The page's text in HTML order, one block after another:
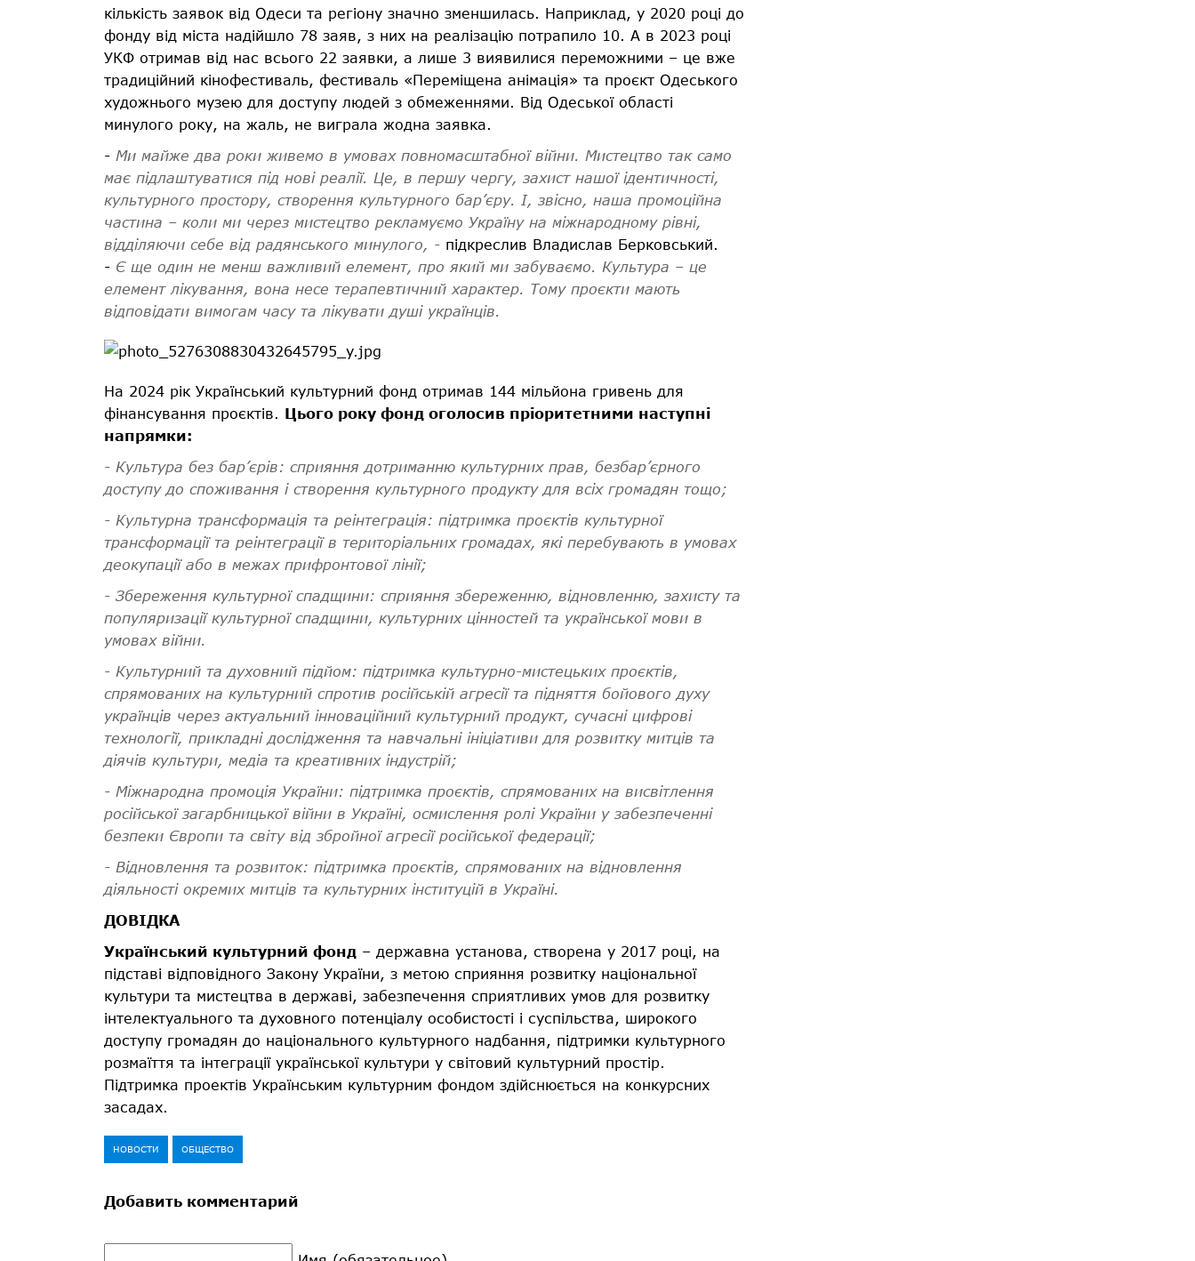
кількість заявок від Одеси та регіону значно зменшилась. Наприклад, у 2020 році до
фонду від міста надійшло 78 заяв, з них на реалізацію потрапило 10. А в 2023 році
УКФ отримав від нас всього 22 заявки, а лише 3 виявилися переможними – це вже
традиційний кінофестиваль, фестиваль «Переміщена анімація» та проєкт Одеського
художнього музею для доступу людей з обмеженнями. Від Одеської області
минулого року, на жаль, не виграла жодна заявка.
- Ми майже два роки живемо в умовах повномасштабної війни. Мистецтво так само
має підлаштуватися під нові реалії. Це, в першу чергу, захист нашої ідентичності,
культурного простору, створення культурного бар’єру. І, звісно, наша промоційна
частина – коли ми через мистецтво рекламуємо Україну на міжнародному рівні,
відділяючи себе від радянського минулого, - підкреслив Владислав Берковський.
- Є ще один не менш важливий елемент, про який ми забуваємо. Культура – це
елемент лікування, вона несе терапевтичний характер. Тому проєкти мають
відповідати вимогам часу та лікувати душі українців.
На 2024 рік Український культурний фонд отримав 144 мільйона гривень для
фінансування проєктів. Цього року фонд оголосив пріоритетними наступні
напрямки:
- Культура без бар’єрів: сприяння дотриманню культурних прав, безбар’єрного
доступу до споживання і створення культурного продукту для всіх громадян тощо ;
- Культурна трансформація та реінтеграція: підтримка проєктів культурної
трансформації та реінтеграції в територіальних громадах, які перебувають в умовах
деокупації або в межах прифронтової лінії;
- Збереження культурної спадщини: сприяння збереженню, відновленню, захисту та
популяризації культурної спадщини, культурних цінностей та української мови в
умовах війни.
- Культурний та духовний підйом: підтримка культурно-мистецьких проєктів,
спрямованих на культурний спротив російській агресії та підняття бойового духу
українців через актуальний інноваційний культурний продукт, сучасні цифрові
технології, прикладні дослідження та навчальні ініціативи для розвитку митців та
діячів культури, медіа та креативних індустрій;
- Міжнародна промоція України: підтримка проєктів, спрямованих на висвітлення
російської загарбницької війни в Україні, осмислення ролі України у забезпеченні
безпеки Європи та світу від збройної агресії російської федерації;
- Відновлення та розвиток: підтримка проєктів, спрямованих на відновлення
діяльності окремих митців та культурних інституцій в Україні.
ДОВІДКА
Український культурний фонд – державна установа, створена у 2017 році, на
підставі відповідного Закону України, з метою сприяння розвитку національної
культури та мистецтва в державі, забезпечення сприятливих умов для розвитку
інтелектуального та духовного потенціалу особистості і суспільства, широкого
доступу громадян до національного культурного надбання, підтримки культурного
розмаїття та інтеграції української культури у світовий культурний простір.
Підтримка проектів Українським культурним фондом здійснюється на конкурсних
засадах.
НОВОСТИ ОБЩЕСТВО
Добавить комментарий